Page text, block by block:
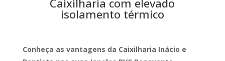
Caixilharia com elevado
isolamento térmico
Conheça as vantagens da Caixilharia Inácio e